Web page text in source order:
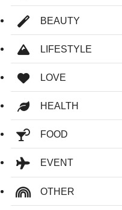
BEAUTY
LIFESTYLE
LOVE
HEALTH
FOOD
EVENT
OTHER